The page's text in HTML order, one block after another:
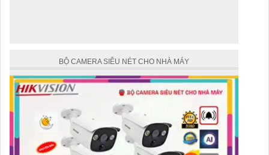
BỘ CAMERA SIÊU NÉT CHO NHÀ MÁY